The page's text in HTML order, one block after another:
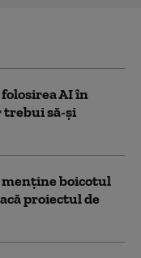
AI în
trebui să-şi
menţine boicotul
proiectul de